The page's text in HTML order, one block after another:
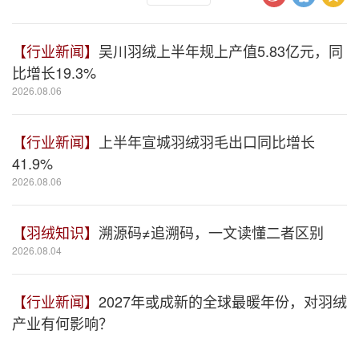
【行业新闻】 吴川羽绒上半年规上产值5.83亿元，同
比增长19.3%
2026.08.06
【行业新闻】
上半年宣城羽绒羽毛出口同比增长
41.9%
2026.08.06
【羽绒知识】 溯源码≠追溯码，一文读懂二者区别
2026.08.04
【行业新闻】 2027年或成新的全球最暖年份，对羽绒
产业有何影响？